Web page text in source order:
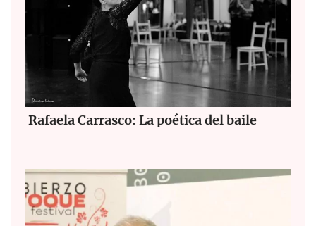
Rafaela Carrasco: La poética del baile